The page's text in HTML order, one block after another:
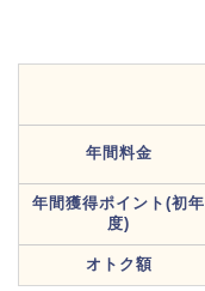
年間料金
年間獲得ポイント(初年
度)
オトク額